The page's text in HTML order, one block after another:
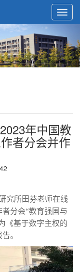
年中国教
者分会并作
究所田芬老师在线
者分会“教育强国与
《基于数字主权的
。